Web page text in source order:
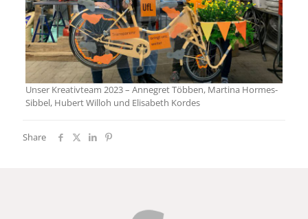
Unser Kreativteam 2023 – Annegret Többen, Martina Hormes-
Sibbel, Hubert Willoh und Elisabeth Kordes
Share